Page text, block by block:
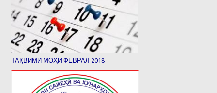
ТАҚВИМИ МОҲИ ФЕВРАЛ 2018